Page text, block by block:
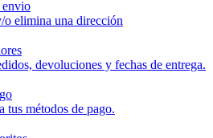
envio
o elimina una dirección
devoluciones y fechas de entrega.
tus métodos de pago.